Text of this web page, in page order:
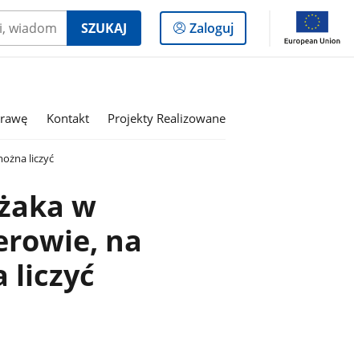
SZUKAJ
Logowanie
do
Zaloguj
Kontakt Projekty Realizowane
liczyć
w
na
liczyć